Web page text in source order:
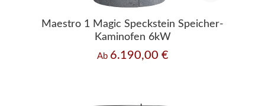
Maestro 1 Magic Speckstein Speicher-
Kaminofen 6kW
Regulärer Preis:
Ab 6.190,00 €